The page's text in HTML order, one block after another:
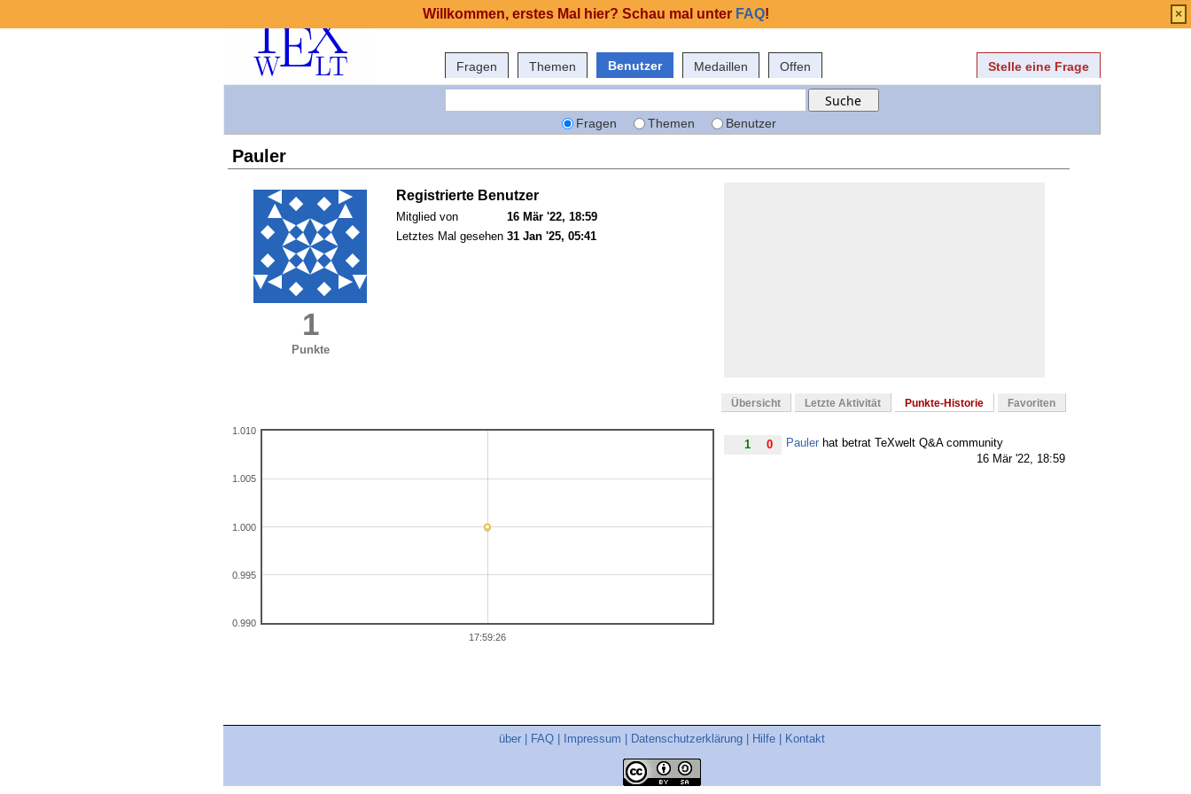
Fragen Themen Benutzer Medaillen Offen Stelle eine Frage
Fragen Themen Benutzer
Pauler
1
Punkte
Registrierte Benutzer
Mitglied von
16 Mär '22, 18:59
Letztes Mal gesehen 31 Jan '25, 05:41
Übersicht Letzte Aktivität Punkte-Historie Favoriten
17:59:26
0.990
0.995
1.000
1.005
1.010
1 0 Pauler hat betrat TeXwelt Q&A community
16 Mär '22, 18:59
über FAQ Impressum Datenschutzerklärung Hilfe Kontakt
Willkommen, erstes Mal hier? Schau mal unter FAQ! ×